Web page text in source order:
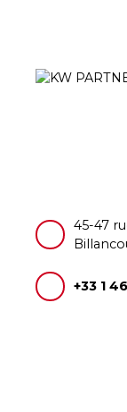
45-47
+33 1